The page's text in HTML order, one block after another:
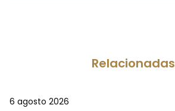
Relacionadas
6 agosto 2026